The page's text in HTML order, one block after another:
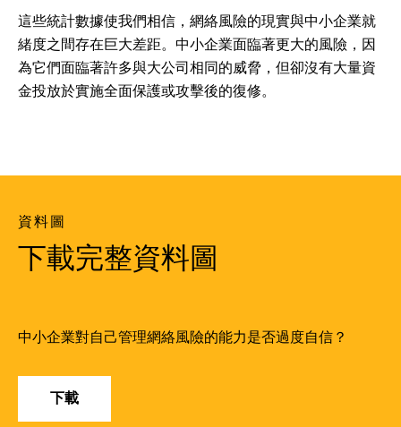
這些統計數據使我們相信，網絡風險的現實與中小企業就
緒度之間存在巨大差距。中小企業面臨著更大的風險，因
為它們面臨著許多與大公司相同的威脅，但卻沒有大量資
金投放於實施全面保護或攻擊後的復修。
資料圖
下載完整資料圖
中小企業對自己管理網絡風險的能力是否過度自信？
下載